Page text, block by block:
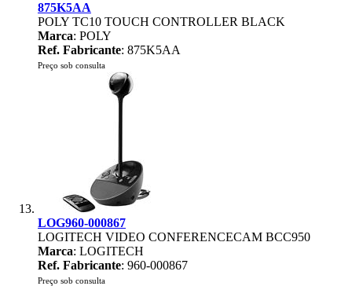
875K5AA
POLY TC10 TOUCH CONTROLLER BLACK
Marca: POLY
Ref. Fabricante: 875K5AA
Preço sob consulta
LOG960-000867
LOGITECH VIDEO CONFERENCECAM BCC950
Marca: LOGITECH
Ref. Fabricante: 960-000867
Preço sob consulta